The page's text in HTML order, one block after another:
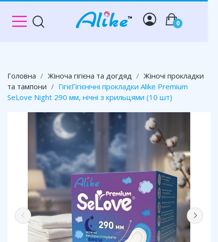
0
Головна Жіноча гігієна та догдяд
Жіночі прокладки
та тампони
ГігієГігієнічні прокладки Alike Premium
SeLove Night 290 мм, нічні з крильцями (10 шт)